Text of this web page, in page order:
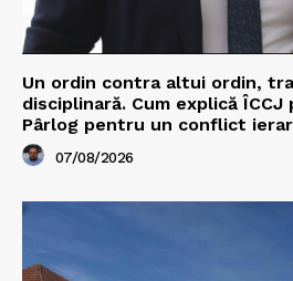
Un ordin contra altui ordin,
disciplinară. Cum explică ÎCCJ
Pârlog pentru un conflict
07/08/2026